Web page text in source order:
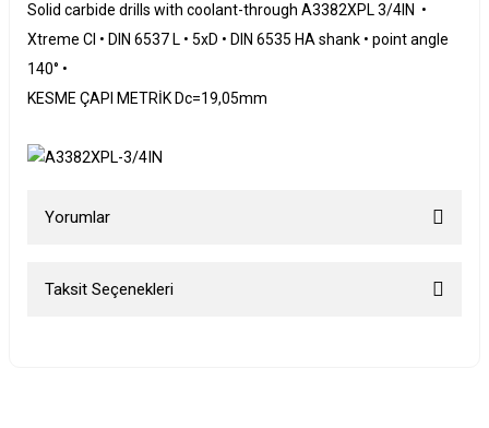
Solid carbide drills with coolant-through A3382XPL 3/4IN •
Xtreme CI • DIN 6537 L • 5xD • DIN 6535 HA shank • point angle
140° •
KESME ÇAPI METRİK Dc=19,05mm
Yorumlar
Taksit Seçenekleri